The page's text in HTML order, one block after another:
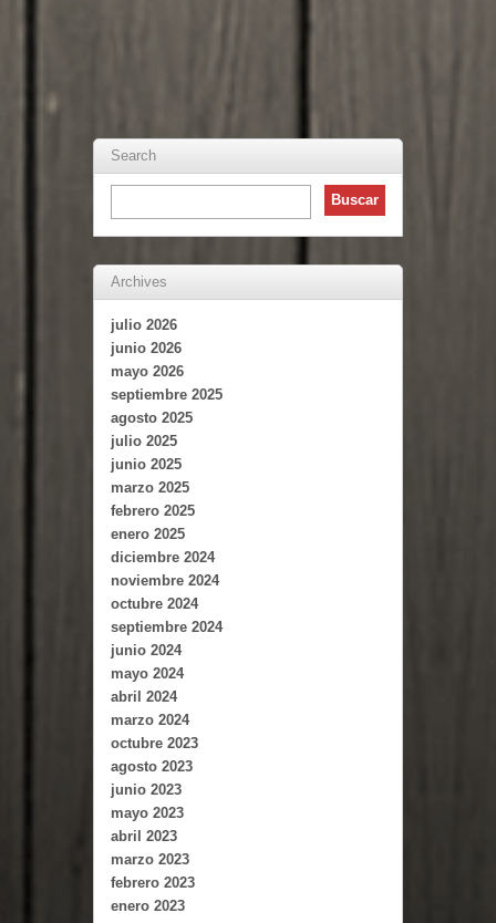
Search
Archives
julio 2026
junio 2026
mayo 2026
septiembre 2025
agosto 2025
julio 2025
junio 2025
marzo 2025
febrero 2025
enero 2025
diciembre 2024
noviembre 2024
octubre 2024
septiembre 2024
junio 2024
mayo 2024
abril 2024
marzo 2024
octubre 2023
agosto 2023
junio 2023
mayo 2023
abril 2023
marzo 2023
febrero 2023
enero 2023